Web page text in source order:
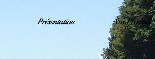
Présentation Nos Produits